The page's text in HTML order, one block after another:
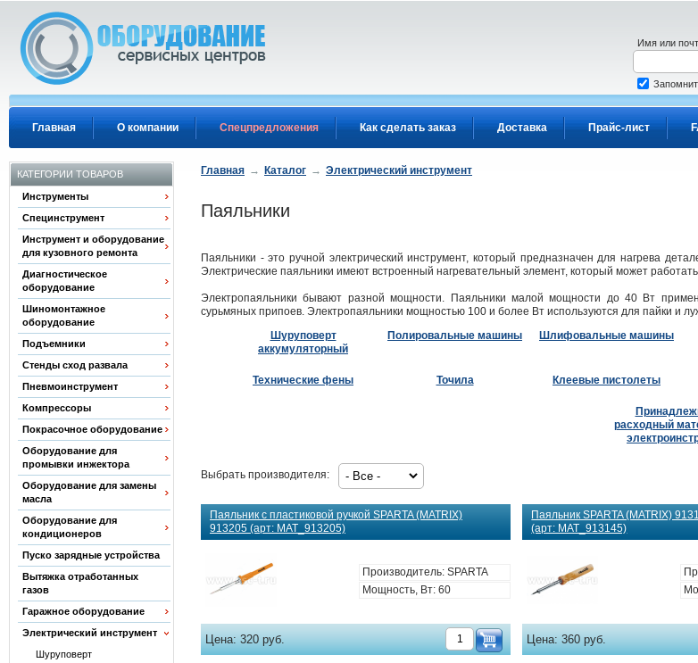
Главная О компании Спецпредложения Как сделать заказ Доставка Прайс-лист
Имя или
КАТЕГОРИИ ТОВАРОВ
Инструменты
Специнструмент
Инструмент и оборудование
для кузовного ремонта
Диагностическое
оборудование
Шиномонтажное
оборудование
Подъемники
Стенды сход развала
Пневмоинструмент
Компрессоры
Покрасочное оборудование
Оборудование для
промывки инжектора
Оборудование для замены
масла
Оборудование для
кондиционеров
Пуско зарядные устройства
Вытяжка отработанных
газов
Гаражное оборудование
Электрический инструмент
Шуруповерт
Главная → Каталог → Электрический инструмент
Паяльники
Паяльники - это ручной электрический инструмент, который предназначен для нагрева
Электрические паяльники имеют встроенный нагревательный элемент, который может
Электропаяльники бывают разной мощности. Паяльники малой мощности до 40 Вт
сурьмяных припоев. Электропаяльники мощностью 100 и более Вт используются для пайки и
Шуруповерт
аккумуляторный
Полировальные машины Шлифовальные машины
Технические фены Точила Клеевые пистолеты
расходный
Выбрать производителя:
Паяльник с пластиковой ручкой SPARTA (MATRIX)
913205 (арт: MAT_913205)
Производитель: SPARTA
Мощность, Вт: 60
Цена:320 руб.
Паяльник SPARTA (MATRIX)
(арт: MAT_913145)
Цена:360 руб.